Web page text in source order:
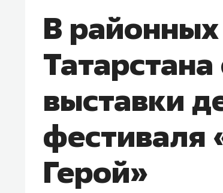
В
выставки
фестиваля
Герой»